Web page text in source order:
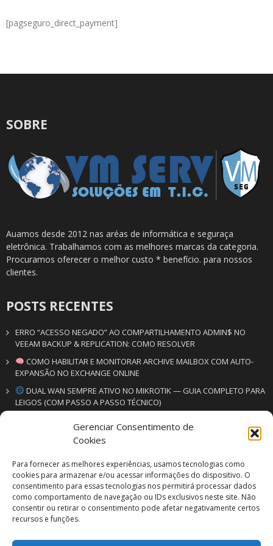
Gerenciar Consentimento de
Cookies
Para fornecer as melhores experiências, usamos tecnologias como
cookies para armazenar e/ou acessar informações do dispositivo. O
consentimento para essas tecnologias nos permitirá processar dados
como comportamento de navegação ou IDs exclusivos neste site. Não
consentir ou retirar o consentimento pode afetar negativamente certos
recursos e funções.
[pagseguro_direct_payment]
SOBRE
Auamos desde 2012 nas aréas de informática e seguraça
eletrônica. Trabalhamos com as melhores marcas da categoria.
Procuramos oferecer o melhor custo * benefício. para nossos
clientes.
POSTS RECENTES
ERRO “ACESSO NEGADO” AO COMPARTILHAMENTO ADMIN$ NO
VEEAM BACKUP & REPLICATION: COMO RESOLVER
COMO HABILITAR E MONITORAR ARCHIVE MAILBOX COM AUTO-
EXPANSÃO NO EXCHANGE ONLINE
DUAL WAN SEMPRE ATIVO NO MIKROTIK — GUIA COMPLETO PARA
LEIGOS (COM PASSO A PASSO TÉCNICO)
VM SERV | VM SEG
Soluções em informática & segurança eletrônica
+55 19 3500-6978
+55 19 99352-3061
contato@vmserv.com.br